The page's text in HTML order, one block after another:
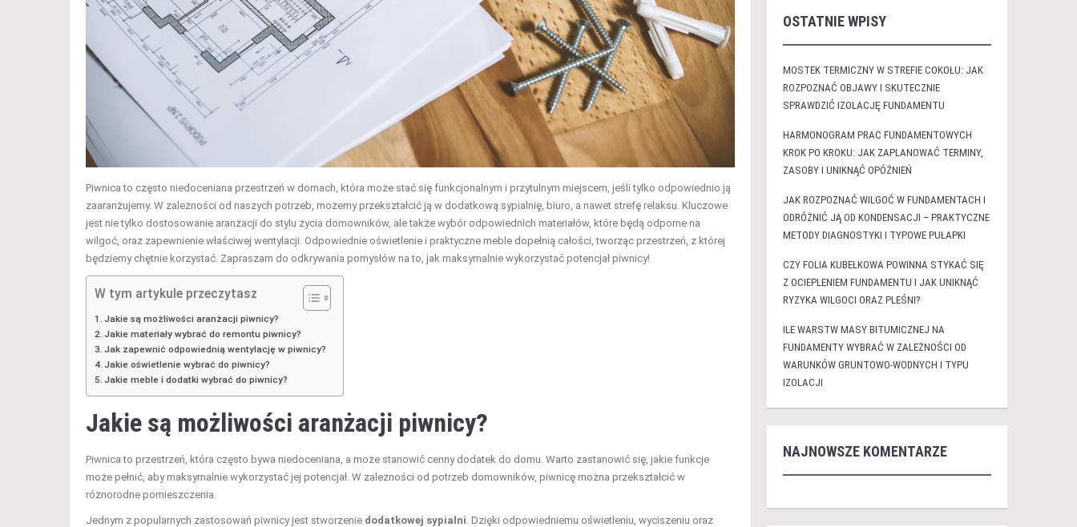
Piwnica to często niedoceniana przestrzeń w domach, która może stać się funkcjonalnym i przytulnym miejscem, jeśli tylko odpowiednio ją
zaaranżujemy. W zależności od naszych potrzeb, możemy przekształcić ją w dodatkową sypialnię, biuro, a nawet strefę relaksu. Kluczowe
jest nie tylko dostosowanie aranżacji do stylu życia domowników, ale także wybór odpowiednich materiałów, które będą odporne na
wilgoć, oraz zapewnienie właściwej wentylacji. Odpowiednie oświetlenie i praktyczne meble dopełnią całości, tworząc przestrzeń, z której
będziemy chętnie korzystać. Zapraszam do odkrywania pomysłów na to, jak maksymalnie wykorzystać potencjał piwnicy!
W tym artykule przeczytasz
Jakie są możliwości aranżacji piwnicy?
Jakie materiały wybrać do remontu piwnicy?
Jak zapewnić odpowiednią wentylację w piwnicy?
Jakie oświetlenie wybrać do piwnicy?
Jakie meble i dodatki wybrać do piwnicy?
Jakie są możliwości aranżacji piwnicy?
Piwnica to przestrzeń, która często bywa niedoceniana, a może stanowić cenny dodatek do domu. Warto zastanowić się, jakie funkcje
może pełnić, aby maksymalnie wykorzystać jej potencjał. W zależności od potrzeb domowników, piwnicę można przekształcić w
różnorodne pomieszczenia.
Jednym z popularnych zastosowań piwnicy jest stworzenie dodatkowej sypialni . Dzięki odpowiedniemu oświetleniu, wyciszeniu oraz
OSTATNIE WPISY
MOSTEK TERMICZNY W STREFIE COKOŁU: JAK
ROZPOZNAĆ OBJAWY I SKUTECZNIE
SPRAWDZIĆ IZOLACJĘ FUNDAMENTU
HARMONOGRAM PRAC FUNDAMENTOWYCH
KROK PO KROKU: JAK ZAPLANOWAĆ TERMINY,
ZASOBY I UNIKNĄĆ OPÓŹNIEŃ
JAK ROZPOZNAĆ WILGOĆ W FUNDAMENTACH I
ODRÓŻNIĆ JĄ OD KONDENSACJI – PRAKTYCZNE
METODY DIAGNOSTYKI I TYPOWE PUŁAPKI
CZY FOLIA KUBEŁKOWA POWINNA STYKAĆ SIĘ
Z OCIEPLENIEM FUNDAMENTU I JAK UNIKNĄĆ
RYZYKA WILGOCI ORAZ PLEŚNI?
ILE WARSTW MASY BITUMICZNEJ NA
FUNDAMENTY WYBRAĆ W ZALEŻNOŚCI OD
WARUNKÓW GRUNTOWO-WODNYCH I TYPU
IZOLACJI
NAJNOWSZE KOMENTARZE